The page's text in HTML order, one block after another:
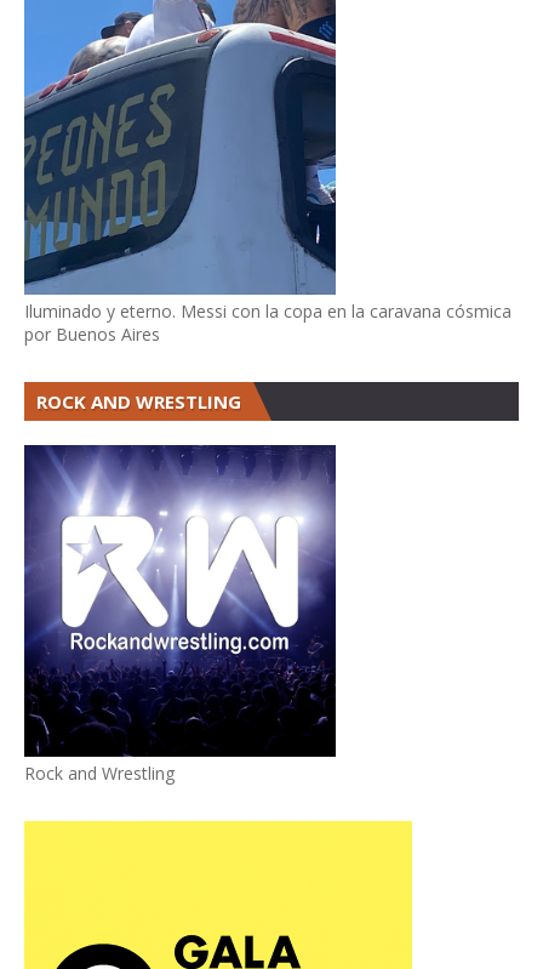
Iluminado y eterno. Messi con la copa en la caravana cósmica
por Buenos Aires
ROCK AND WRESTLING
Rock and Wrestling